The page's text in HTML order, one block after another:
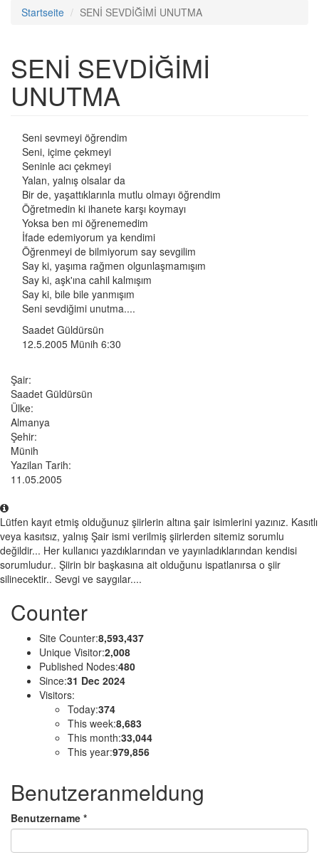
Startseite
SENİ SEVDİĞİMİ UNUTMA
SENİ SEVDİĞİMİ
UNUTMA
Seni sevmeyi öğrendim
Seni, içime çekmeyi
Seninle acı çekmeyi
Yalan, yalnış olsalar da
Bir de, yaşattıklarınla mutlu olmayı öğrendim
Öğretmedin ki ihanete karşı koymayı
Yoksa ben mi öğrenemedim
İfade edemiyorum ya kendimi
Öğrenmeyi de bilmiyorum say sevgilim
Say ki, yaşıma rağmen olgunlaşmamışım
Say ki, aşk'ına cahil kalmışım
Say ki, bile bile yanmışım
Seni sevdiğimi unutma....
Saadet Güldürsün
12.5.2005 Münih 6:30
Şair:
Saadet Güldürsün
Ülke:
Almanya
Şehir:
Münih
Yazilan Tarih:
11.05.2005
Lütfen kayıt etmiş olduğunuz şiirlerin altına şair isimlerini yazınız. Kasıtlı
veya kasıtsız, yalnış Şair ismi verilmiş şiirlerden sitemiz sorumlu
değildir... Her kullanıcı yazdıklarından ve yayınladıklarından kendisi
sorumludur.. Şiirin bir başkasına ait olduğunu ispatlanırsa o şiir
silinecektir.. Sevgi ve saygılar....
Counter
Site Counter:8,593,437
Unique Visitor:2,008
Published Nodes:480
Since:31 Dec 2024
Visitors:
Today:374
This week:8,683
This month:33,044
This year:979,856
Benutzeranmeldung
Benutzername *